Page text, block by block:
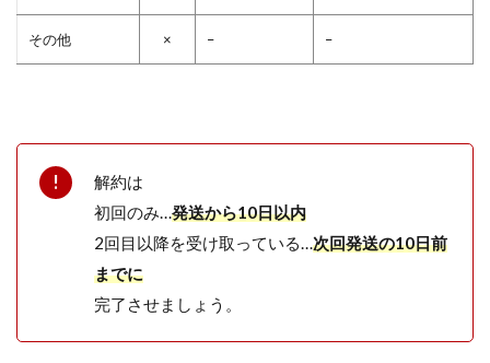
その他 × – –
解約は
初回のみ…発送から10日以内
2回目以降を受け取っている…次回発送の10日前
までに
完了させましょう。